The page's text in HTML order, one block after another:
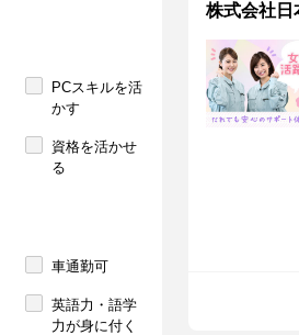
PCスキルを活
かす
資格を活かせ
る
車通勤可
英語力・語学
力が身に付く
株式会社